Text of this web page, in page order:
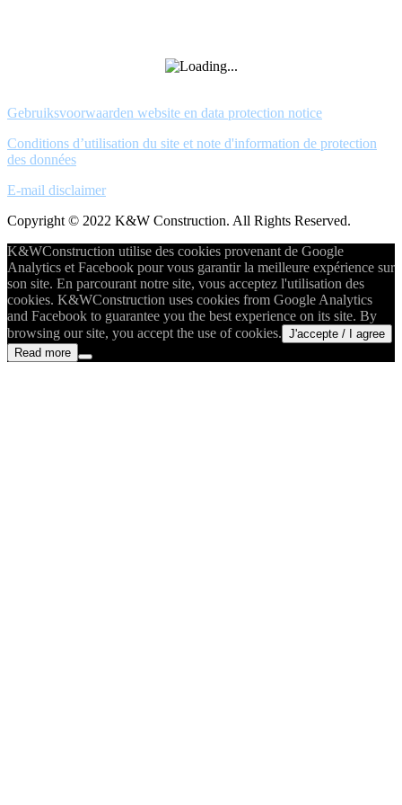
Gebruiksvoorwaarden website en data protection notice
Conditions d’utilisation du site et note d'information de protection
des données
E-mail disclaimer
Copyright © 2022 K&W Construction. All Rights Reserved.
K&WConstruction utilise des cookies provenant de Google
Analytics et Facebook pour vous garantir la meilleure expérience sur
son site. En parcourant notre site, vous acceptez l'utilisation des
cookies. K&WConstruction uses cookies from Google Analytics
and Facebook to guarantee you the best experience on its site. By
browsing our site, you accept the use of cookies. J'accepte / I agree
Read more